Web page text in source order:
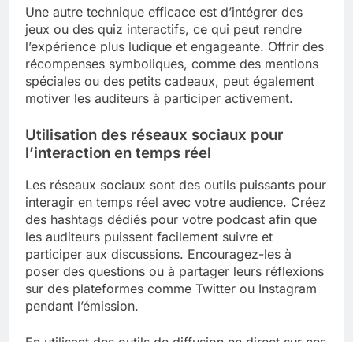
Une autre technique efficace est d’intégrer des
jeux ou des quiz interactifs, ce qui peut rendre
l’expérience plus ludique et engageante. Offrir des
récompenses symboliques, comme des mentions
spéciales ou des petits cadeaux, peut également
motiver les auditeurs à participer activement.
Utilisation des réseaux sociaux pour
l’interaction en temps réel
Les réseaux sociaux sont des outils puissants pour
interagir en temps réel avec votre audience. Créez
des hashtags dédiés pour votre podcast afin que
les auditeurs puissent facilement suivre et
participer aux discussions. Encouragez-les à
poser des questions ou à partager leurs réflexions
sur des plateformes comme Twitter ou Instagram
pendant l’émission.